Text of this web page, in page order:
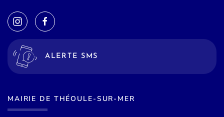
ALERTE SMS
MAIRIE DE THÉOULE-SUR-MER